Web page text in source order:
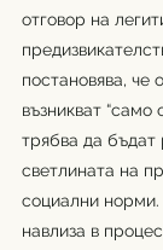
отговор на
постановява, че
възникват “само
трябва да бъдат
светлината на
социални
навлиза в